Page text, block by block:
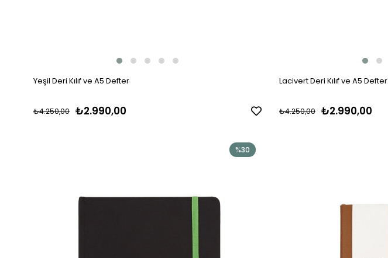
Yeşil Deri Kılıf ve A5 Defter
₺2.990,00
₺4.250,00
Lacivert Deri Kılıf ve A5 Defter
₺2.990,00
₺4.250,00
%30